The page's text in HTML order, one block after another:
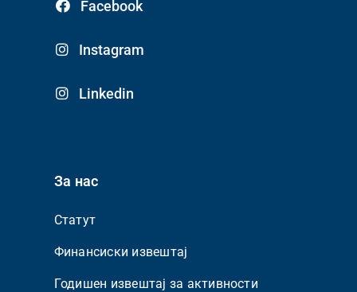
Facebook
Instagram
Linkedin
За нас
Статут
Финансиски извештај
Годишен извештај за активности